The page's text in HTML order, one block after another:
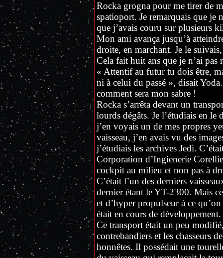
Rocka grogna pour me tirer de
spatioport. Je remarquais que je
que j’avais couru sur plusieurs
Mon ami avança jusqu’à
droite, en marchant. Je le
Cela fait huit ans que je n’ai
« Attentif au futur tu dois être,
ni à celui du passé », disait
comment sera mon sabre !
Rocka s’arrêta devant un
lourds dégâts. Je l’étudiais en le
j’en voyais un de mes propres
vaisseau, j’en avais vu des
j’étudiais les archives Jedi.
Corporation d’Ingienerie
cockpit au milieu et non pas à
C’était l’un des derniers
dernier étant le YT-2300. Mais
et d’hyper propulseur à ce
était en cours de développement.
Ce transport était un peu
contrebandiers et les chasseurs
honnêtes. Il possédait une